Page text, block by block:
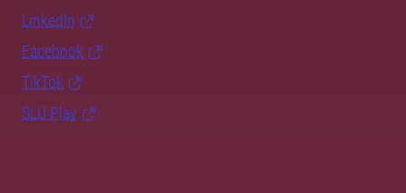
LinkedIn
Facebook
TikTok
SLU Play